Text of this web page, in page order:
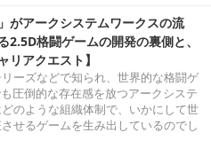
がアークシステムワークスの流
2.5D格闘ゲームの開発の裏側と、
リアクエスト】
リーズなどで知られ、世界的な格闘ゲ
圧倒的な存在感を放つアークシステ
のような組織体制で、いかにして世
せるゲームを生み出しているのでし